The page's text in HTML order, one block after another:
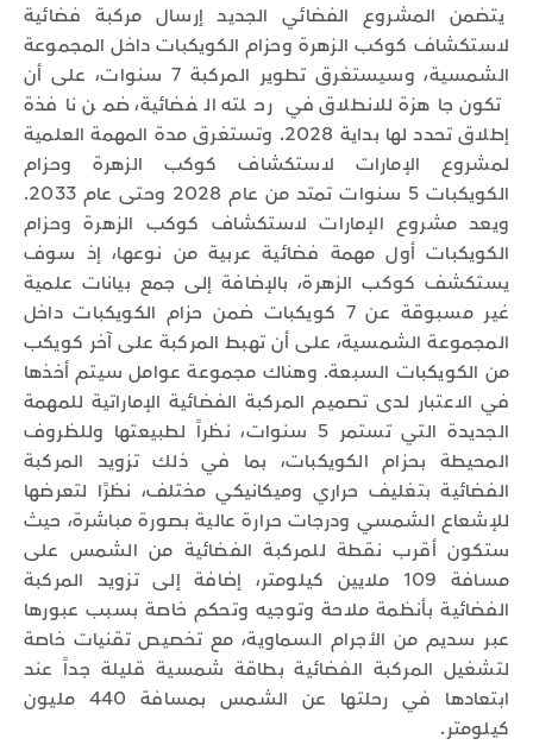
يتضمن المشروع الفضائي الجديد إرسال مركبة فضائية
لاستكشاف كوكب الزهرة وحزام الكويكبات داخل المجموعة
الشمسية، وسيستغرق تطوير المركبة 7 سنوات، على أن
تكون جاهزة للانطلاق في رحلته الفضائية، ضمن نافذة
إطلاق تحدد لها بداية 2028. وتستغرق مدة المهمة العلمية
لمشروع الإمارات لاستكشاف كوكب الزهرة وحزام
الكويكبات 5 سنوات تمتد من عام 2028 وحتى عام 2033.
ويعد مشروع الإمارات لاستكشاف كوكب الزهرة وحزام
الكويكبات أول مهمة فضائية عربية من نوعها، إذ سوف
يستكشف كوكب الزهرة، بالإضافة إلى جمع بيانات علمية
غير مسبوقة عن 7 كويكبات ضمن حزام الكويكبات داخل
المجموعة الشمسية، على أن تهبط المركبة على آخر كويكب
من الكويكبات السبعة. وهناك مجموعة عوامل سيتم أخذها
في الاعتبار لدى تصميم المركبة الفضائية الإماراتية للمهمة
الجديدة التي تستمر 5 سنوات، نظراً لطبيعتها وللظروف
المحيطة بحزام الكويكبات، بما في ذلك تزويد المركبة
الفضائية بتغليف حراري وميكانيكي مختلف، نظرًا لتعرضها
للإشعاع الشمسي ودرجات حرارة عالية بصورة مباشرة، حيث
ستكون أقرب نقطة للمركبة الفضائية من الشمس على
مسافة 109 ملايين كيلومتر، إضافة إلى تزويد المركبة
الفضائية بأنظمة ملاحة وتوجيه وتحكم خاصة بسبب عبورها
عبر سديم من الأجرام السماوية، مع تخصيص تقنيات خاصة
لتشغيل المركبة الفضائية بطاقة شمسية قليلة جداً عند
ابتعادها في رحلتها عن الشمس بمسافة 440 مليون
كيلومتر.